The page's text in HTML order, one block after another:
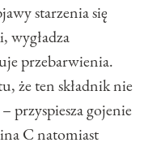
starzenia się
wygładza
przebarwienia.
że ten składnik nie
przyspiesza gojenie
C natomiast